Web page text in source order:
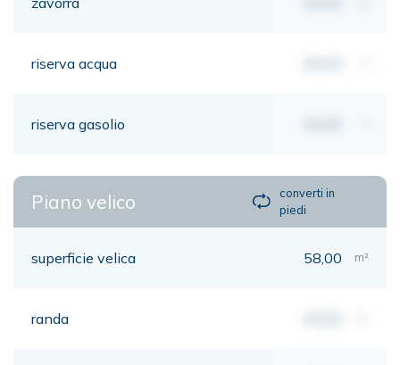
riserva acqua
riserva gasolio
Piano velico
converti in
piedi
superficie velica 58,00 m²
randa